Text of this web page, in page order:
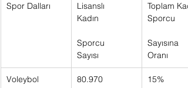
Spor Dalları
Lisanslı
Kadın
Sporcu
Sayısı
Toplam
Sporcu
Sayısına
Oranı
Voleybol 80.970 15%